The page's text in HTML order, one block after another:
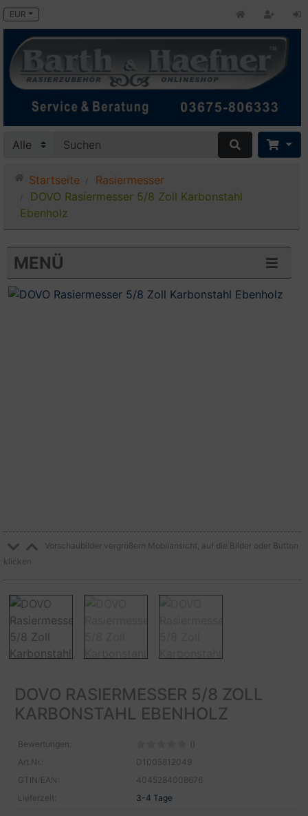
EUR
Startseite
Rasiermesser
DOVO Rasiermesser 5/8 Zoll Karbonstahl
Ebenholz
MENÜ
Vorschaubilder vergrößern Mobilansicht, auf die Bilder oder Button
klicken
DOVO RASIERMESSER 5/8 ZOLL
KARBONSTAHL EBENHOLZ
Bewertungen:
()
Art.Nr.:
D1005812049
GTIN/EAN:
4045284008676
Lieferzeit:
3-4 Tage